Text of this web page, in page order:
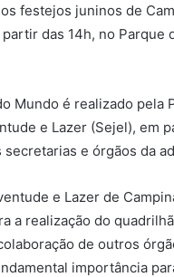
festejos juninos de
das 14h, no
Mundo é realizado pela
e Lazer (Sejel), em
e órgãos da
e Lazer de
a realização do
de outros
importância